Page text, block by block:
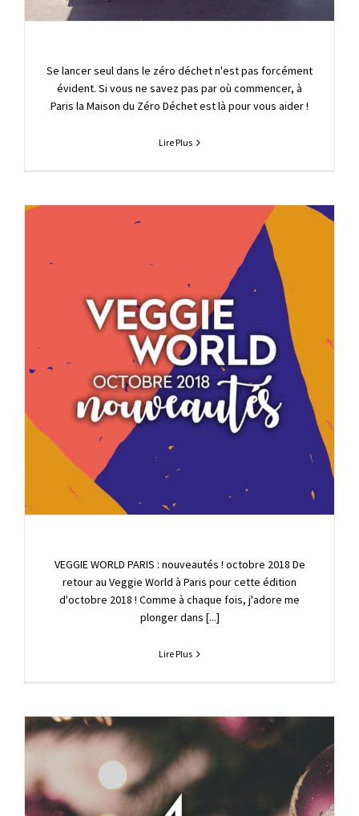
Se lancer seul dans le zéro déchet n'est pas forcément
évident. Si vous ne savez pas par où commencer, à
Paris la Maison du Zéro Déchet est là pour vous aider !
Lire Plus
VEGGIE WORLD PARIS : nouveautés ! octobre 2018 De
retour au Veggie World à Paris pour cette édition
d'octobre 2018 ! Comme à chaque fois, j'adore me
plonger dans [...]
Lire Plus